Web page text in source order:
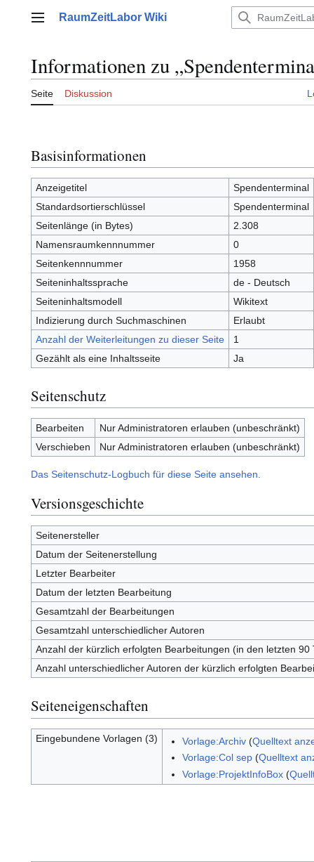
Hauptmenü
RaumZeitLabor Wiki
Informationen zu
Seite Diskussion
Basisinformationen
Anzeigetitel
Spendenterminal
Standardsortierschlüssel
Spendenterminal
Seitenlänge (in Bytes)
2.308
Namensraumkennnummer
0
Seitenkennnummer
1958
Seiteninhaltssprache
de - Deutsch
Seiteninhaltsmodell
Wikitext
Indizierung durch Suchmaschinen
Erlaubt
Anzahl der Weiterleitungen zu dieser Seite
1
Gezählt als eine Inhaltsseite
Ja
Seitenschutz
Bearbeiten
Nur Administratoren erlauben (unbeschränkt)
Verschieben
Nur Administratoren erlauben (unbeschränkt)
Das Seitenschutz-Logbuch für diese Seite ansehen.
Versionsgeschichte
Seitenersteller
Datum der Seitenerstellung
Letzter Bearbeiter
Datum der letzten Bearbeitung
Gesamtzahl der Bearbeitungen
Gesamtzahl unterschiedlicher Autoren
Anzahl der kürzlich erfolgten Bearbeitungen (in den letzten 90
Anzahl unterschiedlicher Autoren der kürzlich erfolgten
Seiteneigenschaften
Eingebundene Vorlagen (3) Vorlage:Archiv(Quelltext
Vorlage:Col sep(Quelltext
Vorlage:ProjektInfoBox(